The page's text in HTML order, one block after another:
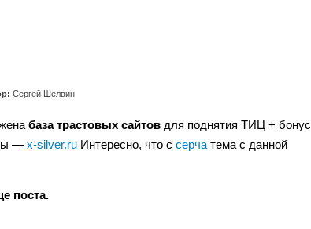
Сергей Шелвин
база трастовых сайтов для поднятия ТИЦ + бонус
— x-silver.ru Интересно, что с серча тема с данной
поста.